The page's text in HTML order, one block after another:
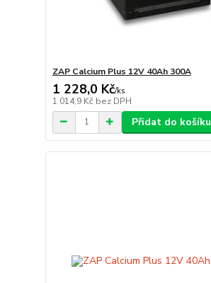
ZAP Calcium Plus 12V 40Ah 300A
1 228,0 Kč/ks
1 014,9 Kč bez DPH
Přidat do košíku